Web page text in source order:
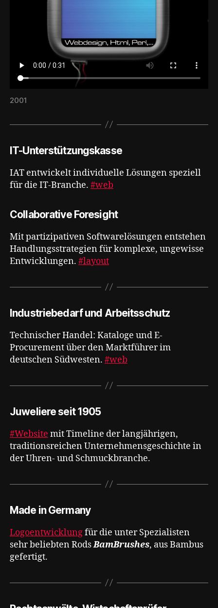
2001
IT-Unterstützungskasse
IAT entwickelt individuelle Lösungen speziell
für die IT-Branche. #web
Collaborative Foresight
Mit partizipativen Softwarelösungen entstehen
Handlungsstrategien für komplexe, ungewisse
Entwicklungen​​​​​​​​​​​​​​​​. #layout
Industriebedarf und Arbeitsschutz
Technischer Handel: Kataloge und E-
Procurement über den Marktführer im
deutschen Südwesten. #web
Juweliere seit 1905
#Website mit Timeline der langjährigen,
traditionsreichen Unternehmensgeschichte in
der Uhren- und Schmuckbranche.
Made in Germany
Logoentwicklungfür die unter Spezialisten
sehr beliebten RodsBamBrushes, aus Bambus
gefertigt.